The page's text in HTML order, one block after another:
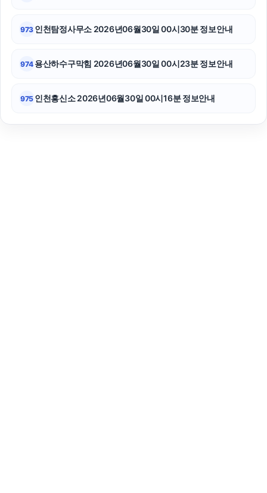
973 인천탐정사무소 2026년06월30일 00시30분 정보안내
974 용산하수구막힘 2026년06월30일 00시23분 정보안내
975 인천흥신소 2026년06월30일 00시16분 정보안내